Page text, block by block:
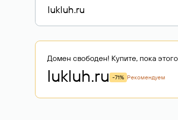
Домен свободен! Купите, пока
lukluh.ru -71% Рекомендуем